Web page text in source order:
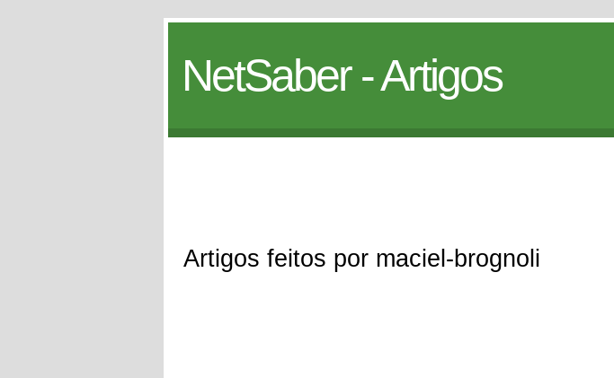
NetSaber - Artigos
Artigos feitos por maciel-brognoli